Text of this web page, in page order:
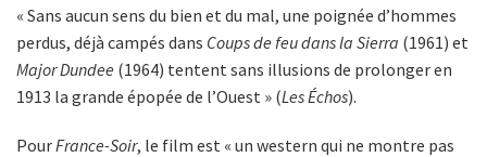
« Sans aucun sens du bien et du mal, une poignée d’hommes
perdus, déjà campés dans Coups de feu dans la Sierra (1961) et
Major Dundee (1964) tentent sans illusions de prolonger en
1913 la grande épopée de l’Ouest » (Les Échos).
PourFrance-Soir, le film est « un western qui ne montre pas